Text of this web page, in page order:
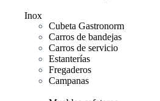
Inox
Cubeta Gastronorm
Carros de bandejas
Carros de servicio
Estanterías
Fregaderos
Campanas